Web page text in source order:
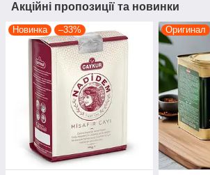
Акційні пропозиції та новинки
Новинка –33% Оригинал